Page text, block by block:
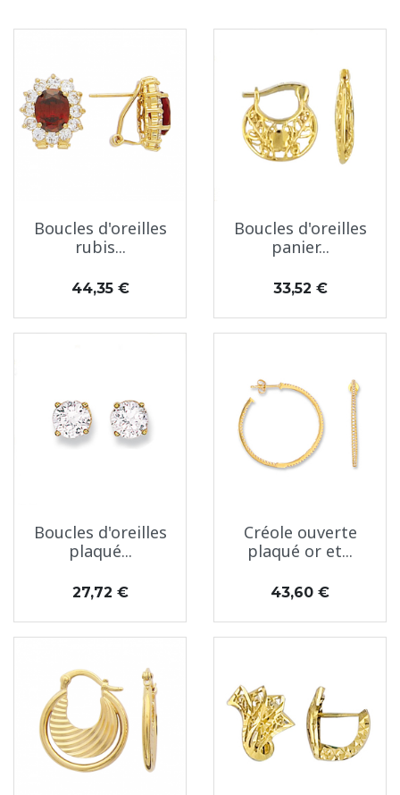
Boucles d'oreilles
rubis...
Prix
44,35 €
Boucles d'oreilles
panier...
Prix
33,52 €
Boucles d'oreilles
plaqué...
Prix
27,72 €
Créole ouverte
plaqué or et...
Prix
43,60 €